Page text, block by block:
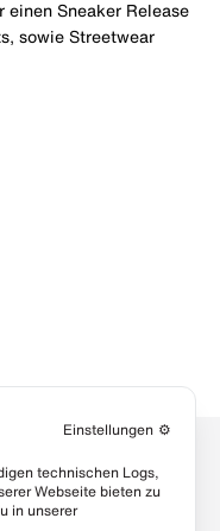
einen Sneaker Release
sowie Streetwear
Lexikon
Einstellungen ⚙️
technischen Logs,
Webseite bieten zu
in unserer